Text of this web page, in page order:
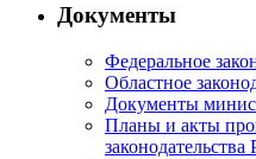
Документы
Федеральное
Областное
Документы
Планы и акты
законодательства